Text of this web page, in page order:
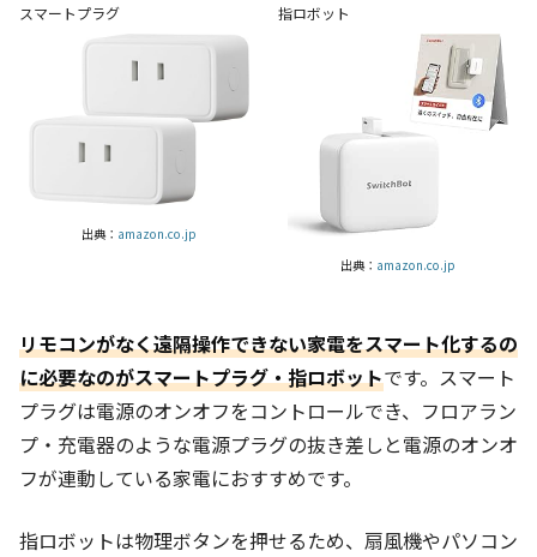
スマートプラグ
出典： amazon.co.jp
指ロボット
出典： amazon.co.jp
リモコンがなく遠隔操作できない家電をスマート化するの
に必要なのがスマートプラグ・指ロボットです。スマート
プラグは電源のオンオフをコントロールでき、フロアラン
プ・充電器のような電源プラグの抜き差しと電源のオンオ
フが連動している家電におすすめです。
指ロボットは物理ボタンを押せるため、扇風機やパソコン